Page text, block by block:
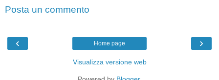
Posta un commento
‹ ›
Home page
Visualizza versione web